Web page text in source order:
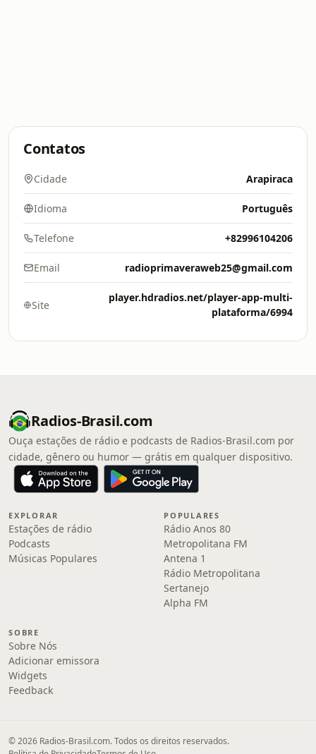
Contatos
Cidade Arapiraca
Idioma Português
Telefone +82996104206
Email radioprimaveraweb25@gmail.com
Site
player.hdradios.net/player-app-multi-
plataforma/6994
Radios-Brasil.com
Ouça estações de rádio e podcasts de Radios-Brasil.com por
cidade, gênero ou humor — grátis em qualquer dispositivo.
EXPLORAR
Estações de rádio
Podcasts
Músicas Populares
POPULARES
Rádio Anos 80
Metropolitana FM
Antena 1
Rádio Metropolitana
Sertanejo
Alpha FM
SOBRE
Sobre Nós
Adicionar emissora
Widgets
Feedback
© 2026 Radios-Brasil.com. Todos os direitos reservados.